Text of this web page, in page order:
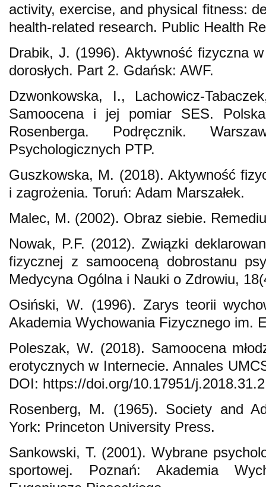
activity, exercise, and physical fitness:
health-related research. Public Health
Drabik, J. (1996). Aktywność fizyczna
dorosłych. Part 2. Gdańsk: AWF.
Dzwonkowska, I., Lachowicz-
Samoocena i jej pomiar SES.
Rosenberga. Podręcznik.
Psychologicznych PTP.
Guszkowska, M. (2018). Aktywność
i zagrożenia. Toruń: Adam Marszałek.
Malec, M. (2002). Obraz siebie.
Nowak, P.F. (2012). Związki
fizycznej z samooceną dobrostanu
Medycyna Ogólna i Nauki o Zdrowiu,
Osiński, W. (1996). Zarys teorii
Akademia Wychowania Fizycznego im.
Poleszak, W. (2018). Samoocena
erotycznych w Internecie. Annales
DOI: https://doi.org/10.17951/
Rosenberg, M. (1965). Society and
York: Princeton University Press.
Sankowski, T. (2001). Wybrane
sportowej. Poznań: Akademia